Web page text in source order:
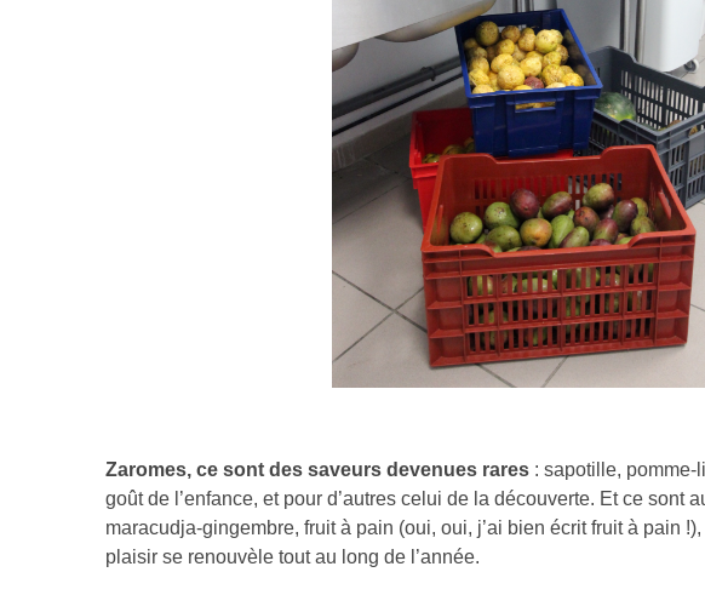
Zaromes, ce sont des saveurs devenues rares : sapotille,
goût de l’enfance, et pour d’autres celui de la découverte. Et ce sont
maracudja-gingembre, fruit à pain (oui, oui, j’ai bien écrit fruit à pain
plaisir se renouvèle tout au long de l’année.